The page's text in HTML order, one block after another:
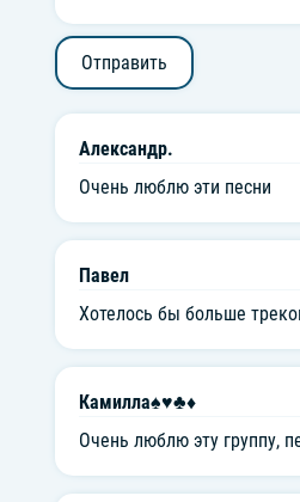
Отправить
Александр.
Очень люблю эти песни
Павел
Хотелось бы больше
Камилла♠️♥️♣️♦️
Очень люблю эту группу,